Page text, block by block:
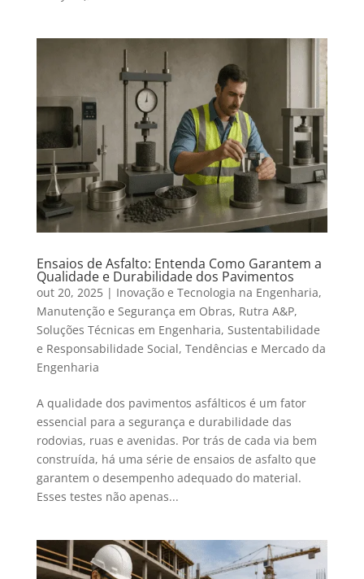
Ensaios de Asfalto: Entenda Como Garantem a
Qualidade e Durabilidade dos Pavimentos
out 20, 2025| Inovação e Tecnologia na Engenharia,
Manutenção e Segurança em Obras, Rutra A&P,
Soluções Técnicas em Engenharia, Sustentabilidade
e Responsabilidade Social, Tendências e Mercado da
Engenharia
A qualidade dos pavimentos asfálticos é um fator
essencial para a segurança e durabilidade das
rodovias, ruas e avenidas. Por trás de cada via bem
construída, há uma série de ensaios de asfalto que
garantem o desempenho adequado do material.
Esses testes não apenas...